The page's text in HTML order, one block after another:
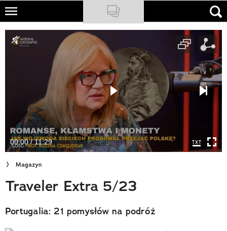
Skip
main
NATIONAL GEOGRAPHIC
Newsletter
Cuda Polski
Wielki Konkurs Fotograficzny
Trendbook Podróżniczy
Polecane
00:00 / 11:29
Magazyn
Traveler Extra 5/23
Portugalia: 21 pomysłów na podróż